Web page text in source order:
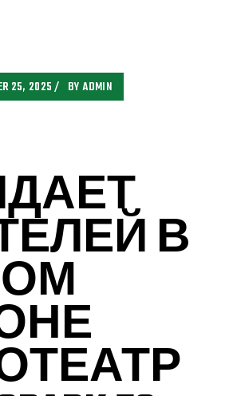
25, 2025 BYADMIN
В